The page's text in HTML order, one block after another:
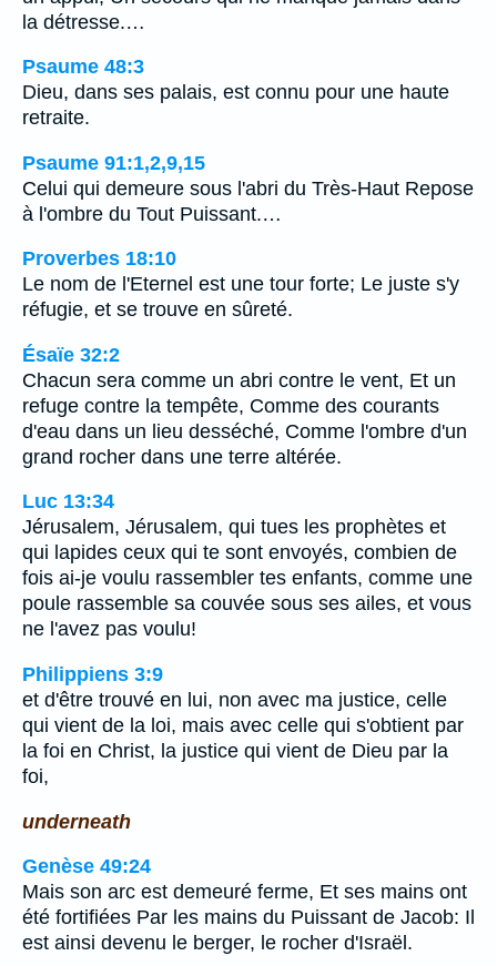
la détresse.…
Psaume 48:3
Dieu, dans ses palais, est connu pour une haute
retraite.
Psaume 91:1,2,9,15
Celui qui demeure sous l'abri du Très-Haut Repose
à l'ombre du Tout Puissant.…
Proverbes 18:10
Le nom de l'Eternel est une tour forte; Le juste s'y
réfugie, et se trouve en sûreté.
Ésaïe 32:2
Chacun sera comme un abri contre le vent, Et un
refuge contre la tempête, Comme des courants
d'eau dans un lieu desséché, Comme l'ombre d'un
grand rocher dans une terre altérée.
Luc 13:34
Jérusalem, Jérusalem, qui tues les prophètes et
qui lapides ceux qui te sont envoyés, combien de
fois ai-je voulu rassembler tes enfants, comme une
poule rassemble sa couvée sous ses ailes, et vous
ne l'avez pas voulu!
Philippiens 3:9
et d'être trouvé en lui, non avec ma justice, celle
qui vient de la loi, mais avec celle qui s'obtient par
la foi en Christ, la justice qui vient de Dieu par la
foi,
underneath
Genèse 49:24
Mais son arc est demeuré ferme, Et ses mains ont
été fortifiées Par les mains du Puissant de Jacob: Il
est ainsi devenu le berger, le rocher d'Israël.